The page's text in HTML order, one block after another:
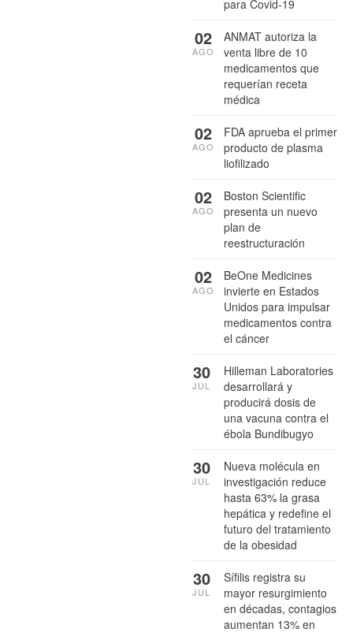
para Covid-19
ANMAT autoriza la
venta libre de 10
medicamentos que
requerían receta
médica
02
AGO
FDA aprueba el primer
producto de plasma
liofilizado
02
AGO
Boston Scientific
presenta un nuevo
plan de
reestructuración
02
AGO
BeOne Medicines
invierte en Estados
Unidos para impulsar
medicamentos contra
el cáncer
02
AGO
Hilleman Laboratories
desarrollará y
producirá dosis de
una vacuna contra el
ébola Bundibugyo
30
JUL
Nueva molécula en
investigación reduce
hasta 63% la grasa
hepática y redefine el
futuro del tratamiento
de la obesidad
30
JUL
Sífilis registra su
mayor resurgimiento
en décadas, contagios
aumentan 13% en
30
JUL